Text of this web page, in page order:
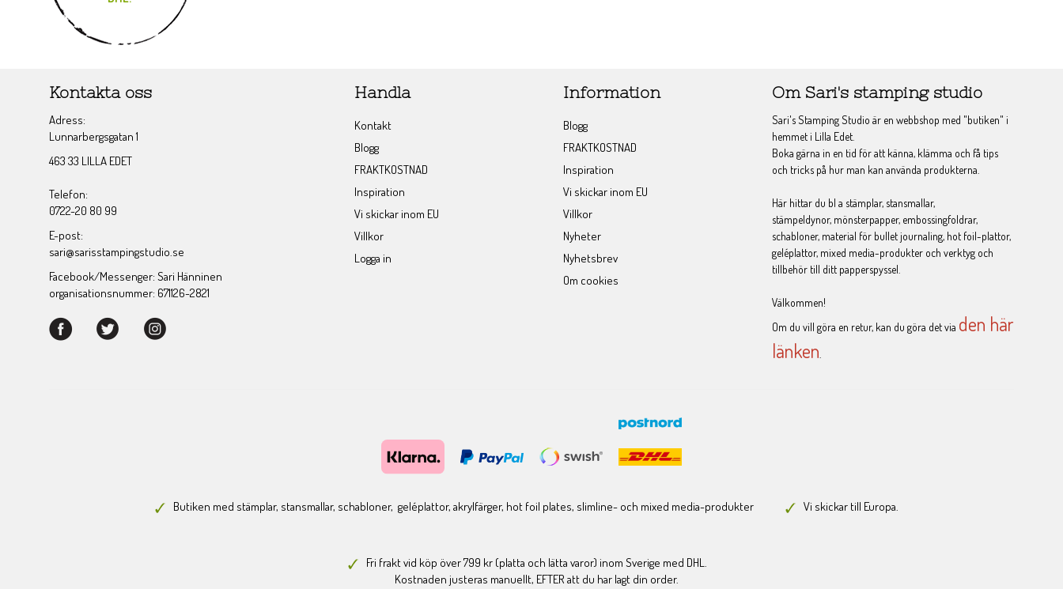
Kontakta oss
Adress:
Lunnarbergsgatan 1
463 33 LILLA EDET
Telefon:
0722-20 80 99
E-post:
sari@sarisstampingstudio.se
Facebook/Messenger: Sari Hänninen
organisationsnummer: 671126-2821
Handla
Kontakt
Blogg
FRAKTKOSTNAD
Inspiration
Vi skickar inom EU
Villkor
Logga in
Information
Blogg
FRAKTKOSTNAD
Inspiration
Vi skickar inom EU
Villkor
Nyheter
Nyhetsbrev
Om cookies
Om Sari's stamping studio
Sari's Stamping Studio är en webbshop med "butiken" i
hemmet i Lilla Edet.
Boka gärna in en tid för att känna, klämma och få tips
och tricks på hur man kan använda produkterna.
Här hittar du bl a stämplar, stansmallar,
stämpeldynor, mönsterpapper, embossingfoldrar,
schabloner, material för bullet journaling, hot foil-plattor,
geléplattor, mixed media-produkter och verktyg och
tillbehör till ditt papperspyssel.
Välkommen!
Om du vill göra en retur, kan du göra det via den här
länken
Butiken med stämplar, stansmallar, schabloner, geléplattor, akrylfärger, hot foil plates, slimline- och mixed media-produkter Vi skickar till Europa.
Fri frakt vid köp över 799 kr (platta och lätta varor) inom Sverige med DHL.
Kostnaden justeras manuellt, EFTER att du har lagt din order.